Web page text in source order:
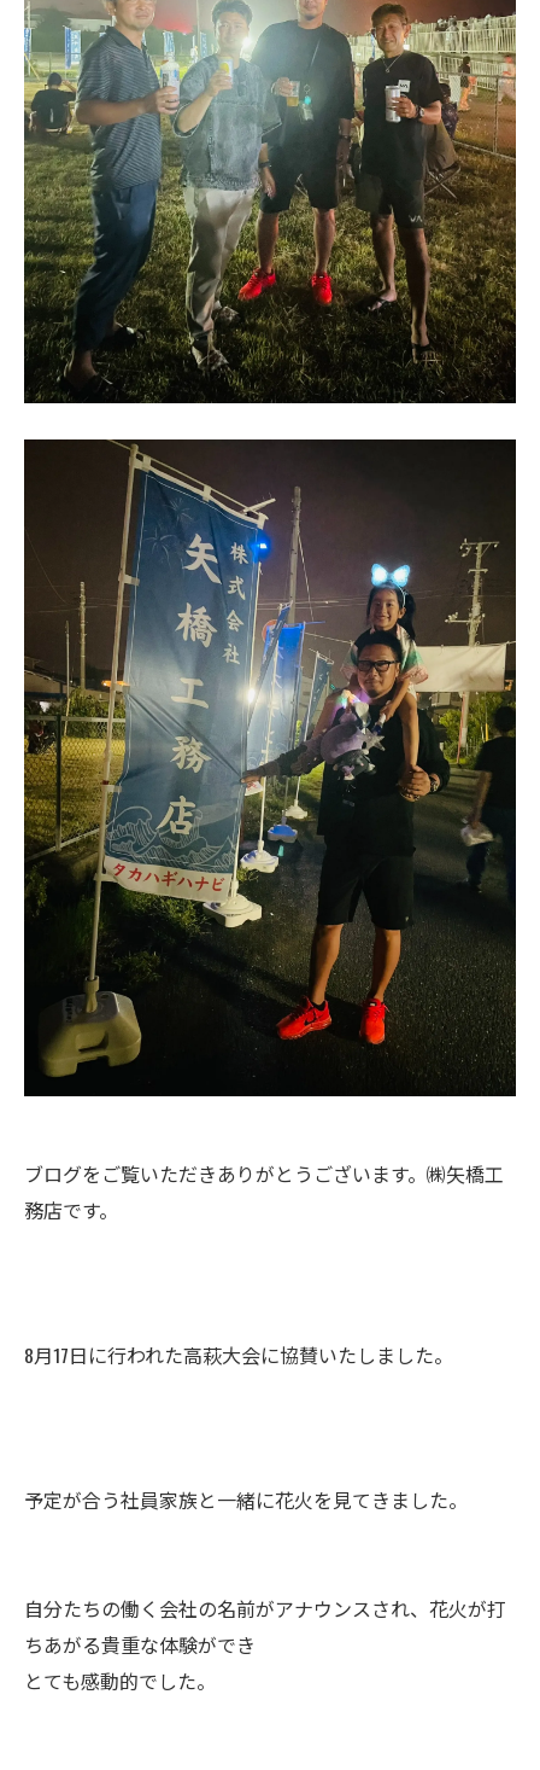
ブログをご覧いただきありがとうございます。㈱矢橋工
務店です。
8月17日に行われた高萩大会に協賛いたしました。
予定が合う社員家族と一緒に花火を見てきました。
自分たちの働く会社の名前がアナウンスされ、花火が打
ちあがる貴重な体験ができ
とても感動的でした。